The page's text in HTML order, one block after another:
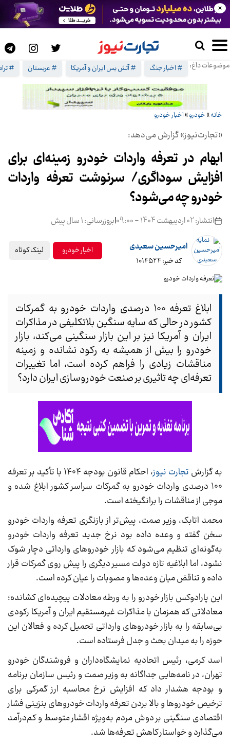
موضوعات داغ: # اخبار جنگ # آتش بس ایران و آمریکا # عربستان #
×
خانه» خودرو» اخبار خودرو
«تجارت‌نیوز» گزارش می‌دهد:
ابهام در تعرفه واردات خودرو زمینه‌ای برای
افزایش سوداگری/ سرنوشت تعرفه واردات
خودرو چه می‌شود؟
انتشار: 02 اردیبهشت 1404 - 09:00 |بروزرسانی: 1 سال پیش
امیرحسین سعیدی
کد خبر: 1014524
اخبار خودرو لینک کوتاه
ابلاغ تعرفه ۱۰۰ درصدی واردات خودرو به گمرکات
کشور در حالی که سایه سنگین بلاتکلیفی در مذاکرات
ایران و آمریکا نیز بر این بازار سنگینی می‌کند، بازار
خودرو را بیش از همیشه به رکود نشانده و زمینه
مناقشات زیادی را فراهم کرده است، اما تغییرات
تعرفه‌ای چه تاثیری بر صنعت خودروسازی ایران دارد؟
به گزارش تجارت نیوز
، احکام قانون بودجه ۱۴۰۴ با تأکید بر تعرفه
۱۰۰ درصدی واردات خودرو به گمرکات سراسر کشور ابلاغ شده و
موجی از مناقشات را برانگیخته است.
محمد اتابک، وزیر صمت، پیش‌تر از بازنگری تعرفه‌ واردات خودرو
سخن گفته و وعده داده بود نرخ جدید تعرفه‌ واردات خودرو
به‌گونه‌ای تنظیم می‌شود که بازار خودروهای وارداتی‌ دچار شوک
نشود، اما ابلاغیه تازه دولت مسیر دیگری را پیش روی گمرکات قرار
داده و تناقض میان وعده‌ها و مصوبات را عیان کرده است.
این پارادوکس بازار خودرو را به ورطه معادلات پیچیده‌ای کشانده؛
معادلاتی که همزمان با مذاکرات غیرمستقیم ایران و آمریکا رکودی
بی‌سابقه را به بازار خودروهای وارداتی تحمیل کرده و فعالان این
حوزه را به میدان بحث و جدل فرستاده است.
اسد کرمی، رئیس اتحادیه نمایشگاه‌داران و فروشندگان خودرو
تهران، در نامه‌هایی جداگانه به وزیر صمت و رئیس سازمان برنامه
و بودجه هشدار داد که افزایش نرخ محاسبه ارز گمرکی برای
ترخیص خودروها و بالا بردن تعرفه واردات خودروهای بنزینی فشار
اقتصادی سنگینی بر دوش مردم به‌ویژه اقشار متوسط و کم‌درآمد
می‌گذارد و خواستار کاهش تعرفه‌ها شد.